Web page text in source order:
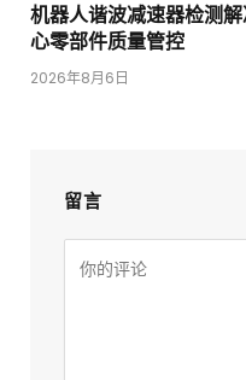
机器人谐波减速器检测
心零部件质量管控
2026年8月6日
留言